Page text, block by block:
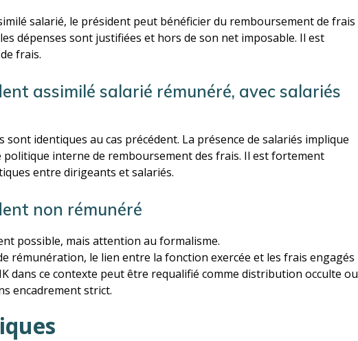
salarié, le président peut bénéficier du remboursement de frais
dépenses sont justifiées et hors de son net imposable. Il est
frais.
assimilé salarié rémunéré, avec salariés
sont identiques au cas précédent. La présence de salariés implique
politique interne de remboursement des frais. Il est fortement
entre dirigeants et salariés.
non rémunéré
possible, mais attention au formalisme.
rémunération, le lien entre la fonction exercée et les frais engagés
dans ce contexte peut être requalifié comme distribution occulte ou
encadrement strict.